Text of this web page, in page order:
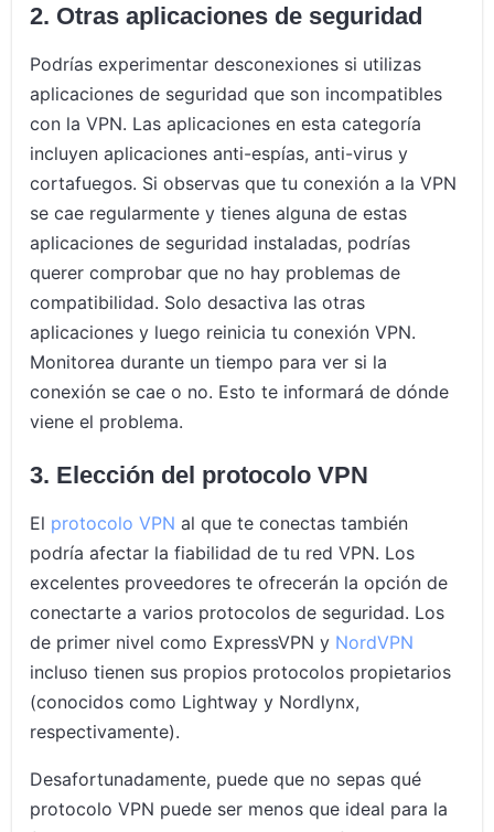
2. Otras aplicaciones de seguridad
Podrías experimentar desconexiones si utilizas
aplicaciones de seguridad que son incompatibles
con la VPN. Las aplicaciones en esta categoría
incluyen aplicaciones anti-espías, anti-virus y
cortafuegos. Si observas que tu conexión a la VPN
se cae regularmente y tienes alguna de estas
aplicaciones de seguridad instaladas, podrías
querer comprobar que no hay problemas de
compatibilidad. Solo desactiva las otras
aplicaciones y luego reinicia tu conexión VPN.
Monitorea durante un tiempo para ver si la
conexión se cae o no. Esto te informará de dónde
viene el problema.
3. Elección del protocolo VPN
El protocolo VPN al que te conectas también
podría afectar la fiabilidad de tu red VPN. Los
excelentes proveedores te ofrecerán la opción de
conectarte a varios protocolos de seguridad. Los
de primer nivel como ExpressVPN y NordVPN
incluso tienen sus propios protocolos propietarios
(conocidos como Lightway y Nordlynx,
respectivamente).
Desafortunadamente, puede que no sepas qué
protocolo VPN puede ser menos que ideal para la